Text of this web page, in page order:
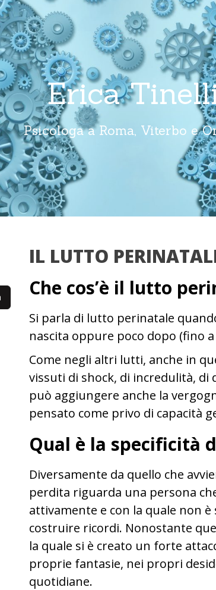
Erica
Psicologa a Roma, Viterbo e
IL LUTTO
Che cos’è il lutto
Si parla di lutto perinatale
nascita oppure poco dopo (fino
Come negli altri lutti, anche in
vissuti di shock, di incredulità, di
può aggiungere anche la
pensato come privo di capacità
Qual è la specificità
Diversamente da quello che
perdita riguarda una persona
attivamente e con la quale non
costruire ricordi. Nonostante
la quale si è creato un forte
proprie fantasie, nei propri
quotidiane.